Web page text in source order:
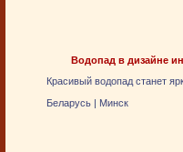
Водопад в дизайне
Красивый водопад станет
Беларусь | Минск